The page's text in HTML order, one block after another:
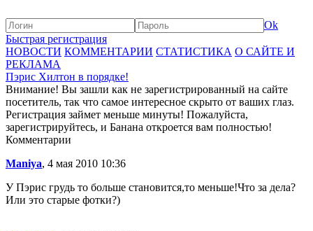
Ok
Быстрая регистрация
НОВОСТИ КОММЕНТАРИИ СТАТИСТИКА О САЙТЕ И
РЕКЛАМА
Пэрис Хилтон в порядке!
Внимание! Вы зашли как не зарегистрированный на сайте
посетитель, так что самое интересное скрыто от ваших глаз.
Регистрация займет меньше минуты! Пожалуйста,
зарегистрируйтесь, и Банана откроется вам полностью!
Комментарии
Maniya, 4 мая 2010 10:36
У Пэрис грудь то больше становится,то меньше!Что за дела?
Или это старые фотки?)